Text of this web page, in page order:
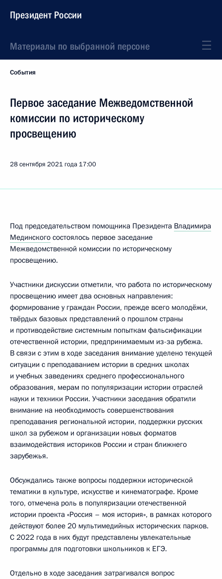
Президент России
Материалы по выбранной персоне
События
Первое заседание Межведомственной
комиссии по историческому
просвещению
28 сентября 2021 года 17:00
Под председательством помощника Президента Владимира
Мединского состоялось первое заседание
Межведомственной комиссии по историческому
просвещению.
Участники дискуссии отметили, что работа по историческому
просвещению имеет два основных направления:
формирование у граждан России, прежде всего молодёжи,
твёрдых базовых представлений о прошлом страны
и противодействие системным попыткам фальсификации
отечественной истории, предпринимаемым из-за рубежа.
В связи с этим в ходе заседания внимание уделено текущей
ситуации с преподаванием истории в средних школах
и учебных заведениях среднего профессионального
образования, мерам по популяризации истории отраслей
науки и техники России. Участники заседания обратили
внимание на необходимость совершенствования
преподавания региональной истории, поддержки русских
школ за рубежом и организации новых форматов
взаимодействия историков России и стран ближнего
зарубежья.
Обсуждались также вопросы поддержки исторической
тематики в культуре, искусстве и кинематографе. Кроме
того, отмечена роль в популяризации отечественной
истории проекта «Россия – моя история», в рамках которого
действуют более 20 мультимедийных исторических парков.
С 2022 года в них будут представлены увлекательные
программы для подготовки школьников к ЕГЭ.
Отдельно в ходе заседания затрагивался вопрос